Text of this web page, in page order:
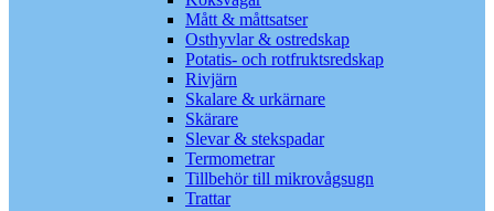
Mått & måttsatser
Osthyvlar & ostredskap
Potatis- och rotfruktsredskap
Rivjärn
Skalare & urkärnare
Skärare
Slevar & stekspadar
Termometrar
Tillbehör till mikrovågsugn
Trattar